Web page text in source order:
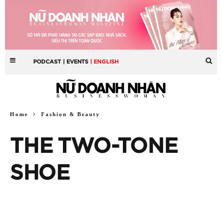
PODCAST | EVENTS | ENGLISH
Home Fashion & Beauty
THE TWO-TONE
SHOE